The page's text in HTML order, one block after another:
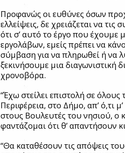
Προφανώς οι ευθύνες όσων
ελλείψεις, δε χρειάζεται να
ότι σ’ αυτό το έργο που έχουμε
εργολάβων, εμείς πρέπει να
σύμβαση για να πληρωθεί ή να
ξεκινήσουμε μια διαγωνιστική
χρονοβόρα.
“Έχω στείλει επιστολή σε
Περιφέρεια, στο Δήμο, απ’ ό,τι
στους Βουλευτές του νησιού, ο
φαντάζομαι ότι θ’ απαντήσουν
“Θα καταθέσουν τις απόψεις